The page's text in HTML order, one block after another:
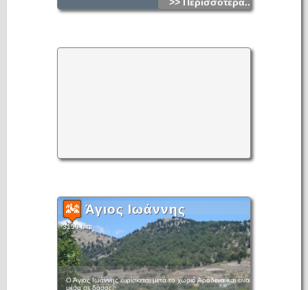
Άγιος Ιωάννης
3150 hits
Ο Άγιος Ιωάννης ευρίσκεται μετά το χωριό Αράδενα και είναι
μέσα σε δάσος.